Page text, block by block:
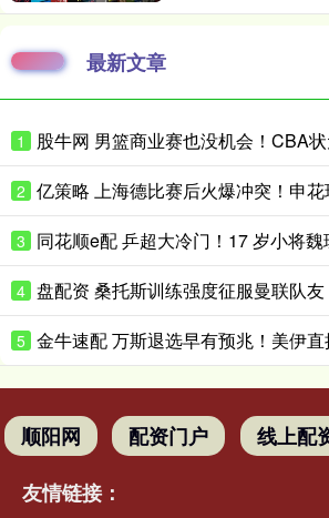
最新文章
1
2
3
4
5
顺阳网 配资门户 线上配
友情链接：